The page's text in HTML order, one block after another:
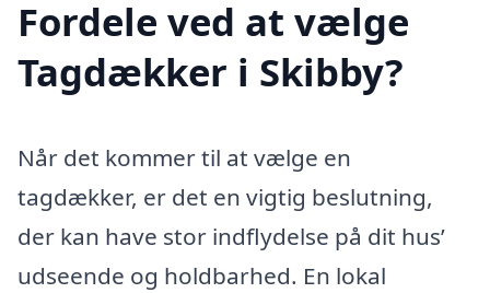
Fordele ved at vælge
Tagdækker i Skibby?
Når det kommer til at vælge en
tagdækker, er det en vigtig beslutning,
der kan have stor indflydelse på dit hus’
udseende og holdbarhed. En lokal